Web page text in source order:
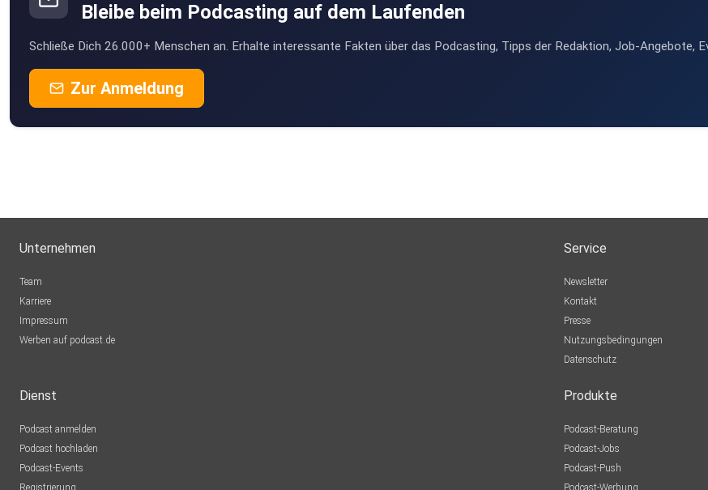
Bleibe beim Podcasting auf dem Laufenden
Schließe Dich 26.000+ Menschen an. Erhalte interessante Fakten über das Podcasting, Tipps der Redaktion, Job-Angebote,
Zur Anmeldung
Unternehmen
Team
Karriere
Impressum
Werben auf podcast.de
Service
Newsletter
Kontakt
Presse
Nutzungsbedingungen
Datenschutz
Dienst
Podcast anmelden
Podcast hochladen
Podcast-Events
Registrierung
Produkte
Podcast-Beratung
Podcast-Jobs
Podcast-Push
Podcast-Werbung